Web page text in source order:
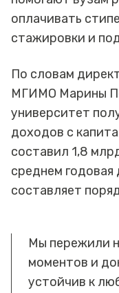
оплачивать
стажировки и
По словам
МГИМО Марины
университет
доходов с
составил 1,8
среднем
составляет
Мы пережили
моментов и
устойчив к